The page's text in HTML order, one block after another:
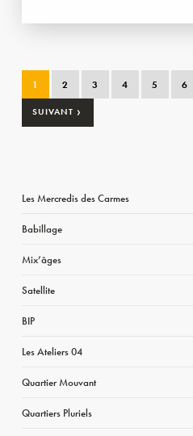
1 2 3 4 5 6
SUIVANT ›
Les Mercredis des Carmes
Babillage
Mix’âges
Satellite
BIP
Les Ateliers 04
Quartier Mouvant
Quartiers Pluriels